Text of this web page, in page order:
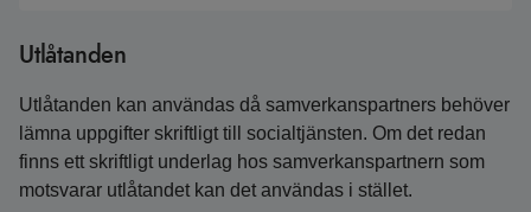
Utlåtanden
Utlåtanden kan användas då samverkanspartners behöver
lämna uppgifter skriftligt till socialtjänsten. Om det redan
finns ett skriftligt underlag hos samverkanspartnern som
motsvarar utlåtandet kan det användas i stället.